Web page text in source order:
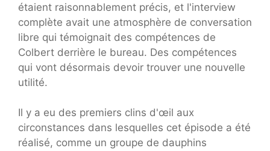
étaient raisonnablement précis, et l'interview
complète avait une atmosphère de conversation
libre qui témoignait des compétences de
Colbert derrière le bureau. Des compétences
qui vont désormais devoir trouver une nouvelle
utilité.
Il y a eu des premiers clins d'œil aux
circonstances dans lesquelles cet épisode a été
réalisé, comme un groupe de dauphins